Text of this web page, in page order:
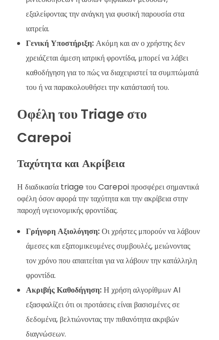
εξαλείφοντας την ανάγκη για φυσική παρουσία στα
ιατρεία.
Γενική Υποστήριξη:Ακόμη και αν ο χρήστης δεν
χρειάζεται άμεση ιατρική φροντίδα, μπορεί να λάβει
καθοδήγηση για το πώς να διαχειριστεί τα συμπτώματά
του ή να παρακολουθήσει την κατάστασή του.
Οφέλη του Triage στο
Carepoi
Ταχύτητα και Ακρίβεια
Η διαδικασία triage του Carepoi προσφέρει σημαντικά
οφέλη όσον αφορά την ταχύτητα και την ακρίβεια στην
παροχή υγειονομικής φροντίδας.
Γρήγορη Αξιολόγηση:Οι χρήστες μπορούν να λάβουν
άμεσες και εξατομικευμένες συμβουλές, μειώνοντας
τον χρόνο που απαιτείται για να λάβουν την κατάλληλη
φροντίδα.
Ακριβής Καθοδήγηση:Η χρήση αλγορίθμων AI
εξασφαλίζει ότι οι προτάσεις είναι βασισμένες σε
δεδομένα, βελτιώνοντας την πιθανότητα ακριβών
διαγνώσεων.